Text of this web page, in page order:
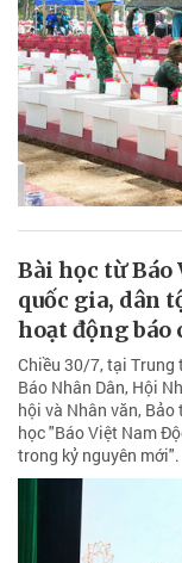
Bài học từ
quốc gia, dân
hoạt động báo
Chiều 30/7, tại
Báo Nhân Dân, Hội
hội và Nhân văn,
học "Báo Việt Nam
trong kỷ nguyên mới".